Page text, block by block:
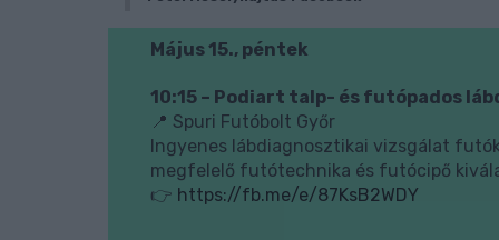
Május 15., péntek
10:15 – Podiart talp- és futópados
📍 Spuri Futóbolt Győr
Ingyenes lábdiagnosztikai vizsgálat
megfelelő futótechnika és futócipő
👉 https://fb.me/e/87KsB2WDY